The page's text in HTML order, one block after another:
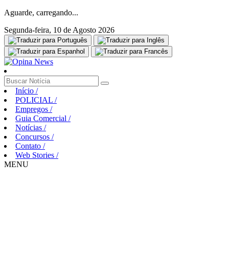
Aguarde, carregando...
Segunda-feira, 10 de Agosto 2026
Início /
POLICIAL /
Empregos /
Guia Comercial /
Notícias /
Concursos /
Contato /
Web Stories /
MENU